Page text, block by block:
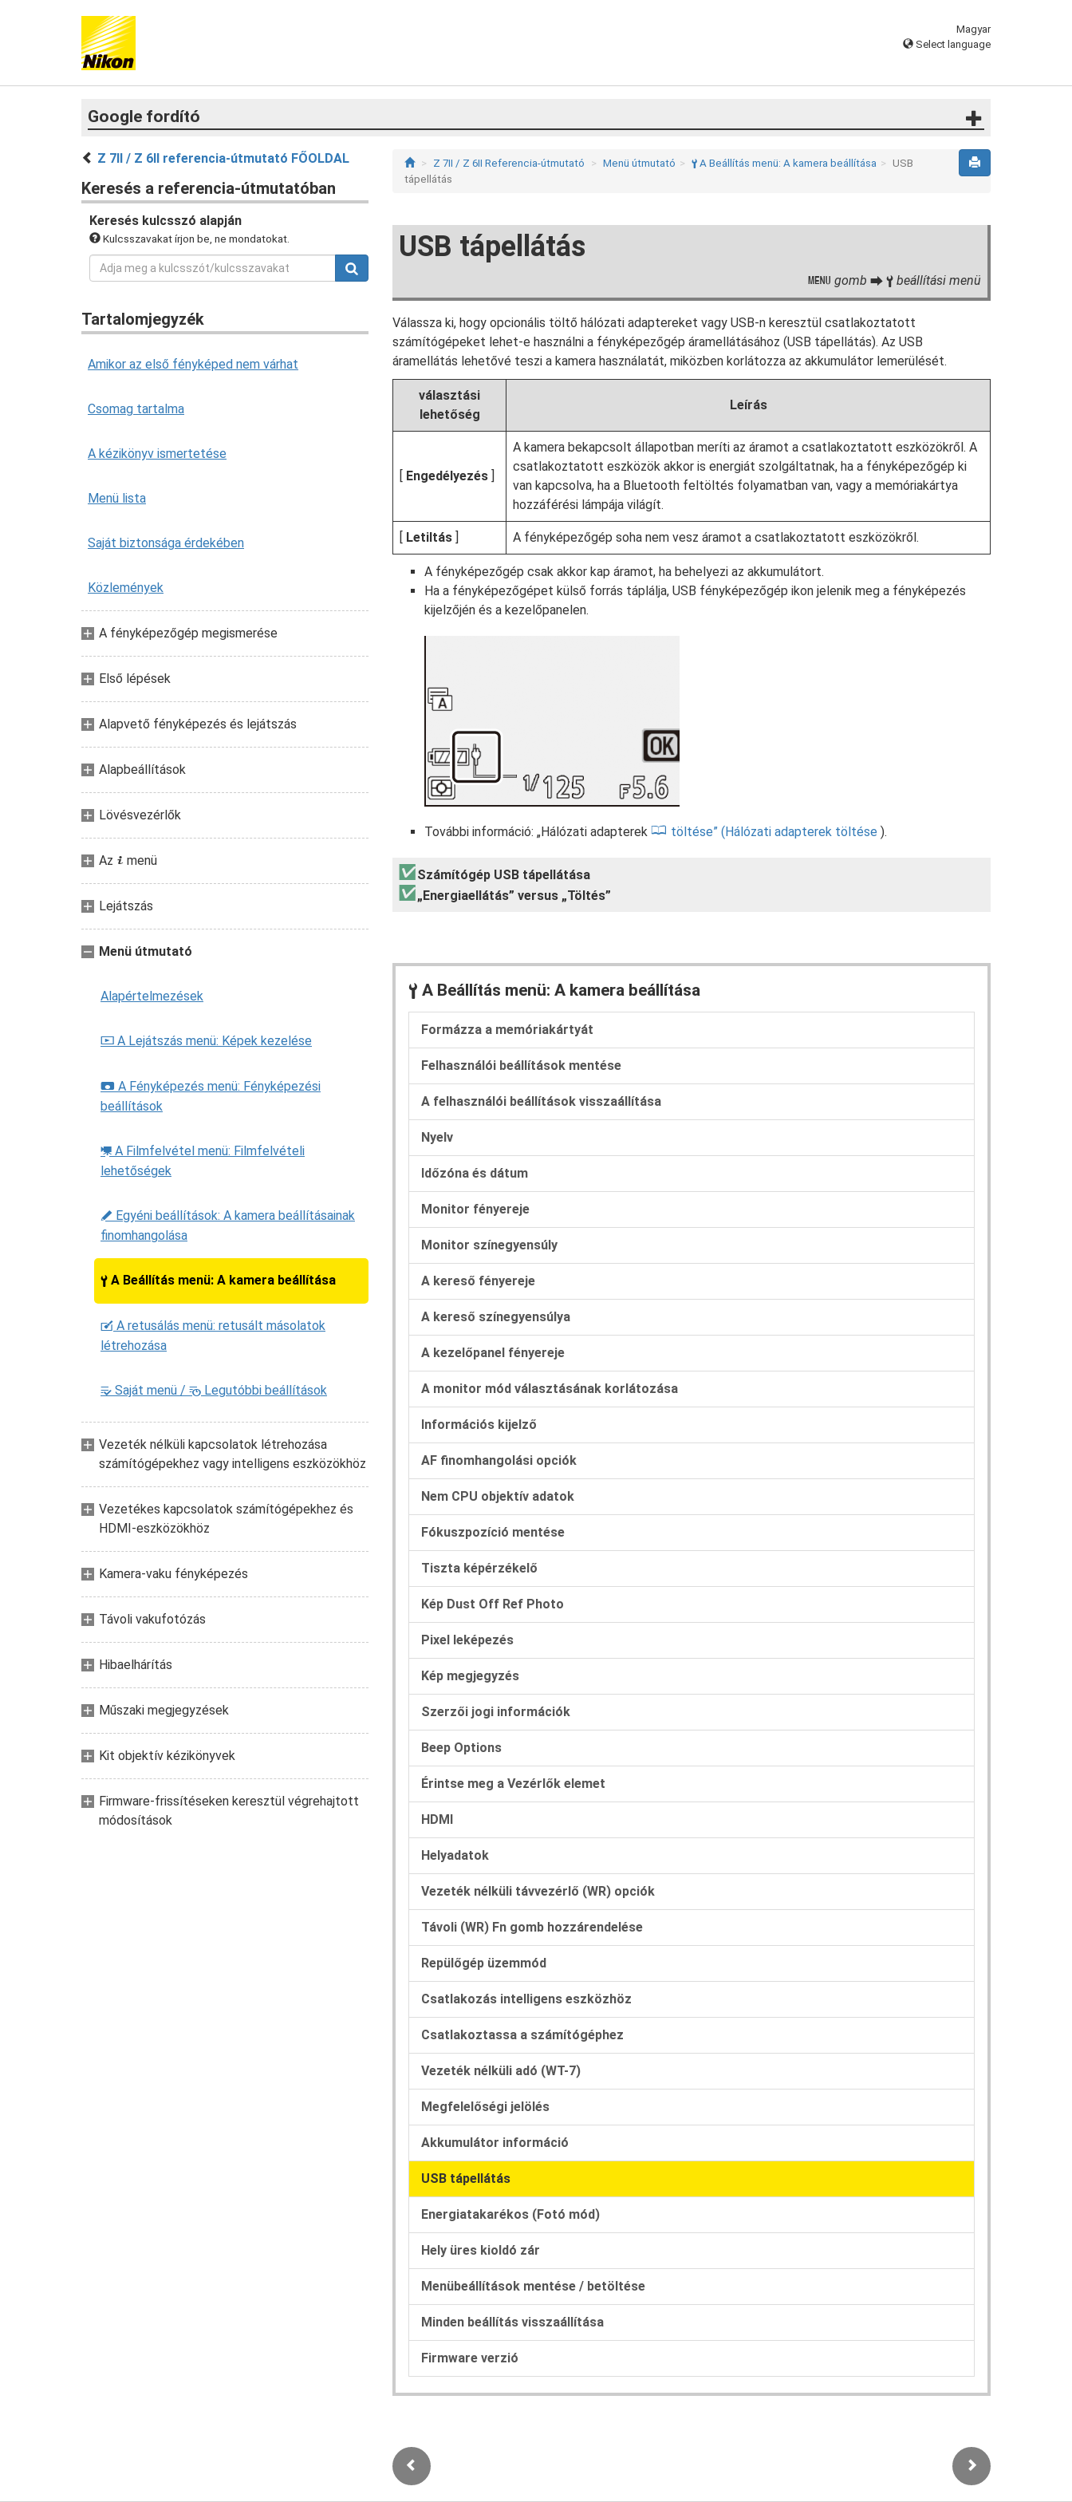
Magyar
Select language
Google fordító
Z 7II / Z 6II referencia-útmutató FŐOLDAL
Keresés a referencia-útmutatóban
Keresés kulcsszó alapján
Kulcsszavakat írjon be, ne mondatokat.
Tartalomjegyzék
Amikor az első fényképed nem várhat
Csomag tartalma
A kézikönyv ismertetése
Menü lista
Saját biztonsága érdekében
Közlemények
A fényképezőgép megismerése
Első lépések
Alapvető fényképezés és lejátszás
Alapbeállítások
Lövésvezérlők
Az i menü
Lejátszás
Menü útmutató
Alapértelmezések
D A Lejátszás menü: Képek kezelése
C A Fényképezés menü: Fényképezési
beállítások
1 A Filmfelvétel menü: Filmfelvételi
lehetőségek
A Egyéni beállítások: A kamera beállításainak
finomhangolása
B A Beállítás menü: A kamera beállítása
N A retusálás menü: retusált másolatok
létrehozása
O Saját menü / m Legutóbbi beállítások
Vezeték nélküli kapcsolatok létrehozása
számítógépekhez vagy intelligens eszközökhöz
Vezetékes kapcsolatok számítógépekhez és
HDMI-eszközökhöz
Kamera-vaku fényképezés
Távoli vakufotózás
Hibaelhárítás
Műszaki megjegyzések
Kit objektív kézikönyvek
Firmware-frissítéseken keresztül végrehajtott
módosítások
Z 7II / Z 6II Referencia-útmutató Menü útmutató B A Beállítás menü: A kamera beállítása
USB
tápellátás
USB tápellátás
G gomb U B beállítási menü
Válassza ki, hogy opcionális töltő hálózati adaptereket vagy USB-n keresztül csatlakoztatott
számítógépeket lehet-e használni a fényképezőgép áramellátásához (USB tápellátás). Az USB
áramellátás lehetővé teszi a kamera használatát, miközben korlátozza az akkumulátor lemerülését.
választási
lehetőség
Leírás
[ Engedélyezés ]
A kamera bekapcsolt állapotban meríti az áramot a csatlakoztatott eszközökről. A
csatlakoztatott eszközök akkor is energiát szolgáltatnak, ha a fényképezőgép ki
van kapcsolva, ha a Bluetooth feltöltés folyamatban van, vagy a memóriakártya
hozzáférési lámpája világít.
[ Letiltás ] A fényképezőgép soha nem vesz áramot a csatlakoztatott eszközökről.
A fényképezőgép csak akkor kap áramot, ha behelyezi az akkumulátort.
Ha a fényképezőgépet külső forrás táplálja, USB fényképezőgép ikon jelenik meg a fényképezés
kijelzőjén és a kezelőpanelen.
További információ: „Hálózati adapterek töltése” (Hálózati adapterek töltése ).
Számítógép USB tápellátása
„Energiaellátás” versus „Töltés”
B A Beállítás menü: A kamera beállítása
Formázza a memóriakártyát
Felhasználói beállítások mentése
A felhasználói beállítások visszaállítása
Nyelv
Időzóna és dátum
Monitor fényereje
Monitor színegyensúly
A kereső fényereje
A kereső színegyensúlya
A kezelőpanel fényereje
A monitor mód választásának korlátozása
Információs kijelző
AF finomhangolási opciók
Nem CPU objektív adatok
Fókuszpozíció mentése
Tiszta képérzékelő
Kép Dust Off Ref Photo
Pixel leképezés
Kép megjegyzés
Szerzői jogi információk
Beep Options
Érintse meg a Vezérlők elemet
HDMI
Helyadatok
Vezeték nélküli távvezérlő (WR) opciók
Távoli (WR) Fn gomb hozzárendelése
Repülőgép üzemmód
Csatlakozás intelligens eszközhöz
Csatlakoztassa a számítógéphez
Vezeték nélküli adó (WT-7)
Megfelelőségi jelölés
Akkumulátor információ
USB tápellátás
Energiatakarékos (Fotó mód)
Hely üres kioldó zár
Menübeállítások mentése / betöltése
Minden beállítás visszaállítása
Firmware verzió